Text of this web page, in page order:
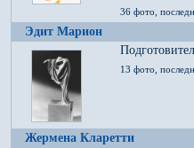
36 фото,
Эдит Марион
13 фото,
Жермена Кларетти